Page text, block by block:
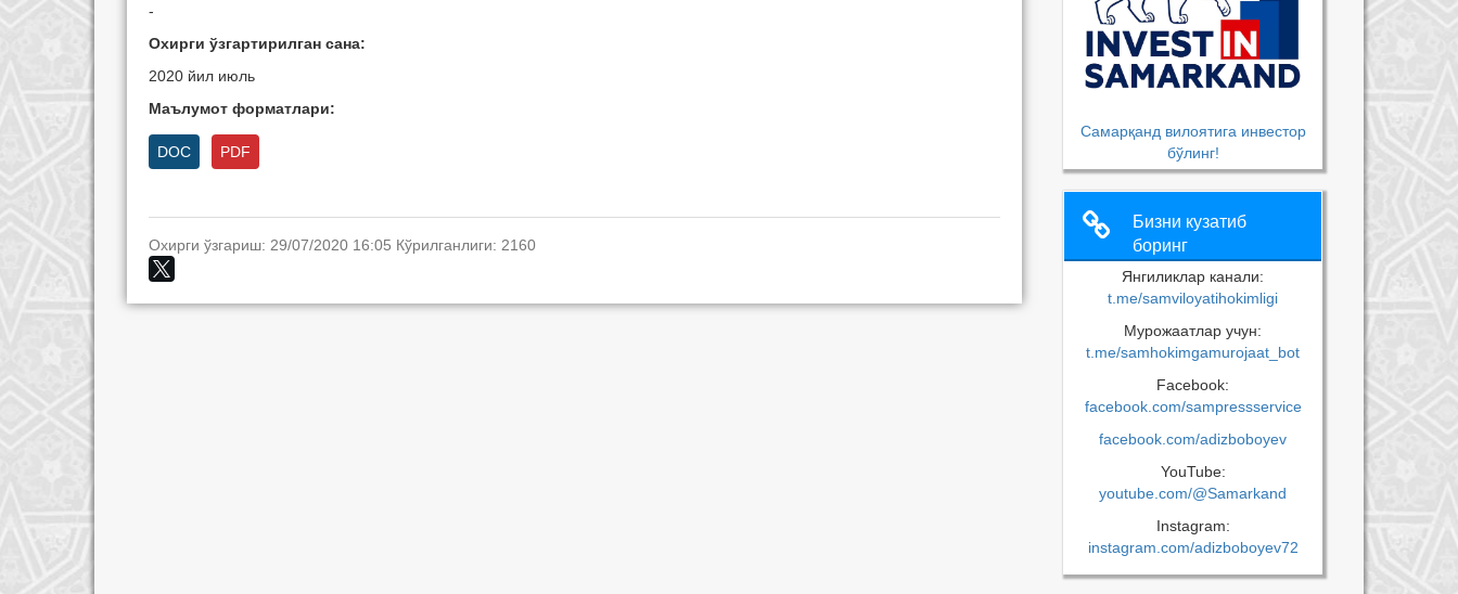
-
Охирги ўзгартирилган сана:
2020 йил июль
Маълумот форматлари:
DOC PDF
Охирги ўзгариш: 29/07/2020 16:05 Кўрилганлиги: 2160
Самарқанд вилоятига инвестор
бўлинг!
Бизни кузатиб
боринг
Янгиликлар канали:
t.me/samviloyatihokimligi
Мурожаатлар учун:
t.me/samhokimgamurojaat_bot
Facebook:
facebook.com/sampressservice
facebook.com/adizboboyev
YouTube:
youtube.com/@Samarkand
Instagram:
instagram.com/adizboboyev72